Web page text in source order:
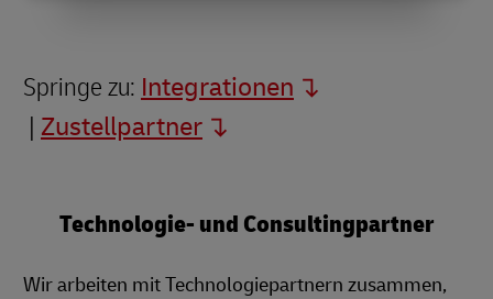
Springe zu: Integrationen
| Zustellpartner
Technologie- und Consultingpartner
Wir arbeiten mit Technologiepartnern zusammen,